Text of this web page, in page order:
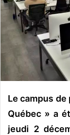
r
u
o
i
e
Le campus
Québec » a
jeudi 2